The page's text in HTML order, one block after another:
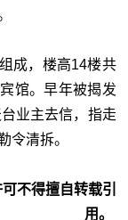
成，楼高14楼共
馆。早年被揭发
业主去信，指走
令清拆。
不得擅自转载引
用。